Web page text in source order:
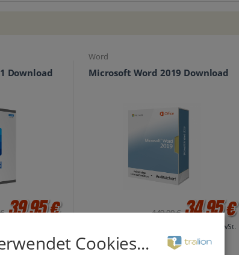
Download
39,95 €
Word
Microsoft Word 2019 Download
149,00 € 34,95 €
inkl. MwSt.
Cookies...